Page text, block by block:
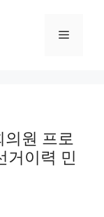
메
의원 프로
거이력 민